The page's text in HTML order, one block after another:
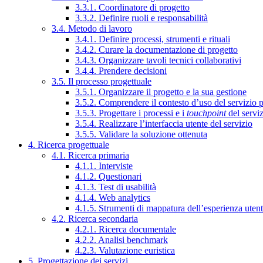
3.3.1. Coordinatore di progetto
3.3.2. Definire ruoli e responsabilità
3.4. Metodo di lavoro
3.4.1. Definire processi, strumenti e rituali
3.4.2. Curare la documentazione di progetto
3.4.3. Organizzare tavoli tecnici collaborativi
3.4.4. Prendere decisioni
3.5. Il processo progettuale
3.5.1. Organizzare il progetto e la sua gestione
3.5.2. Comprendere il contesto d’uso del servizio
3.5.3. Progettare i processi e i touchpointdel
3.5.4. Realizzare l’interfaccia utente del servizio
3.5.5. Validare la soluzione ottenuta
4. Ricerca progettuale
4.1. Ricerca primaria
4.1.1. Interviste
4.1.2. Questionari
4.1.3. Test di usabilità
4.1.4. Web analytics
4.1.5. Strumenti di mappatura dell’esperienza
4.2. Ricerca secondaria
4.2.1. Ricerca documentale
4.2.2. Analisi benchmark
4.2.3. Valutazione euristica
5. Progettazione dei servizi